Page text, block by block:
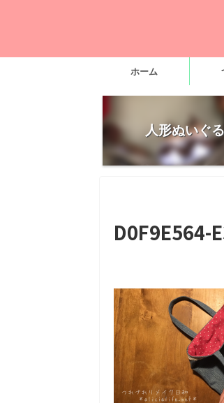
ホーム
人形ぬいぐ
D0F9E564-